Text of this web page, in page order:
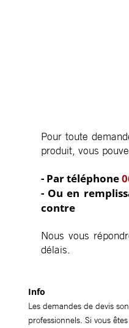
Pour toute
produit, vous
- Par téléphone
- Ou en
contre
Nous vous
délais.
Info
Les demandes de devis
professionnels. Si vous